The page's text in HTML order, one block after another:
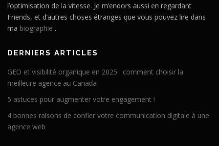
l’optimisation de la vitesse. Je m’endors aussi en regardant
Friends, et d’autres choses étranges que vous pouvez lire dans
ma biographie .
DERNIERS ARTICLES
GEO et visibilité organique en 2025 : comment choisir la
meilleure agence au Canada
5 astuces pour augmenter votre engagement !
4 bonnes raisons de confier votre communication digitale à une
agence web